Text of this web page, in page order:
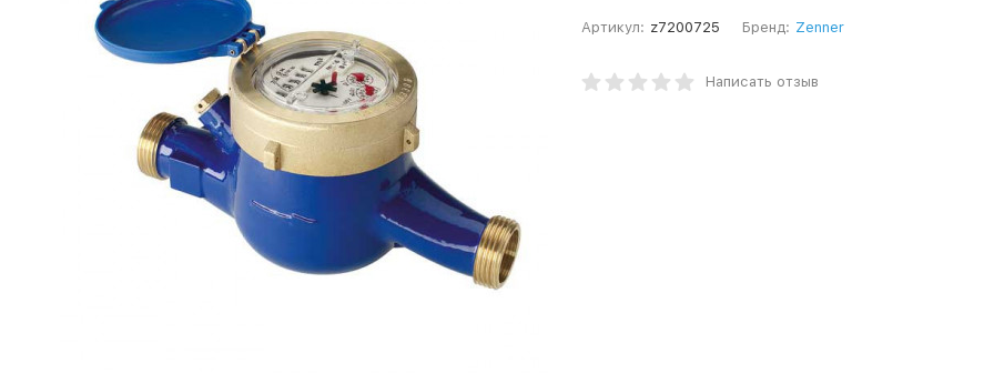
Артикул: z7200725 Бренд: Zenner
Написать отзыв